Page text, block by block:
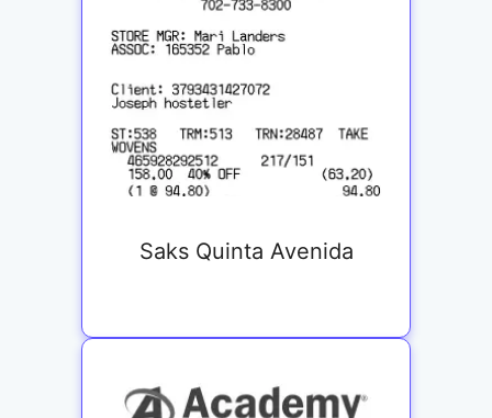
Saks Quinta Avenida